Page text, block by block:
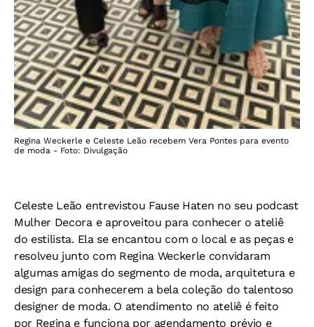
Regina Weckerle e Celeste Leão recebem Vera Pontes para evento
de moda - Foto: Divulgação
Celeste Leão entrevistou Fause Haten no seu podcast
Mulher Decora e aproveitou para conhecer o ateliê
do estilista. Ela se encantou com o local e as peças e
resolveu junto com Regina Weckerle convidaram
algumas amigas do segmento de moda, arquitetura e
design para conhecerem a bela coleção do talentoso
designer de moda. O atendimento no ateliê é feito
por Regina e funciona por agendamento prévio e